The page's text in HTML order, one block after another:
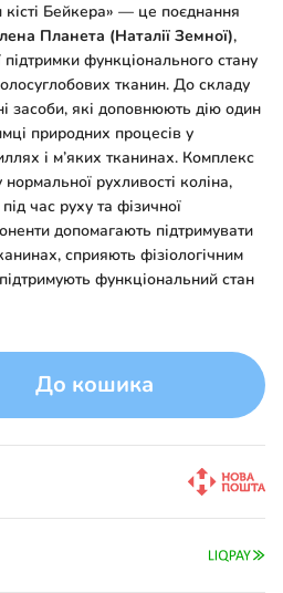
Бейкера» — це поєднання
Планета (Наталії Земної),
функціонального стану
тканин. До складу
засоби, які доповнюють дію один
природних процесів у
і м’яких тканинах. Комплекс
рухливості коліна,
час руху та фізичної
допомагають підтримувати
сприяють фізіологічним
функціональний стан
До кошика